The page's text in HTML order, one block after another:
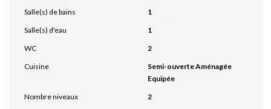
Salle(s) de bains
1
Salle(s) d'eau
1
WC
2
Cuisine
Semi-ouverte Aménagée
Equipée
Nombre niveaux
2